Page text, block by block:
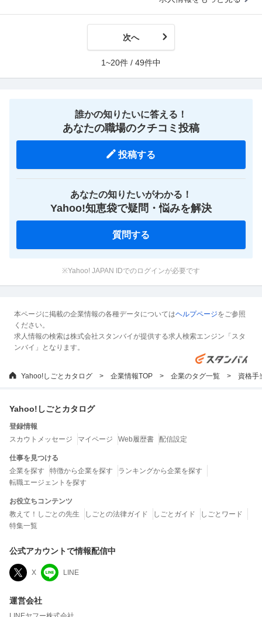
次へ
1~20件 / 49件中
誰かの知りたいに答える！
あなたの職場のクチコミ投稿
投稿する
あなたの知りたいがわかる！
Yahoo!知恵袋で疑問・悩みを解決
質問する
※Yahoo! JAPAN IDでのログインが必要です
本ページに掲載の企業情報の各種データについてはヘルプページをご参照
ください。
求人情報の検索は株式会社スタンバイが提供する求人検索エンジン「スタ
ンバイ」となります。
Yahoo!しごとカタログ 企業情報TOP 企業のタグ一覧 資格手
Yahoo!しごとカタログ
登録情報
スカウトメッセージ
マイページ Web履歴書 配信設定
仕事を見つける
企業を探す
特徴から企業を探す
ランキングから企業を探す
転職エージェントを探す
お役立ちコンテンツ
教えて！しごとの先生
しごとの法律ガイド しごとガイド
しごとワード
特集一覧
公式アカウントで情報配信中
X LINE
運営会社